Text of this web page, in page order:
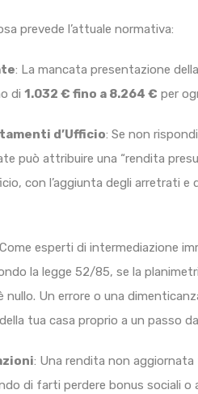
prevede l’attuale normativa:
: La mancata presentazione
di 1.032 € fino a 8.264 € per
d’Ufficio: Se non
può attribuire una “rendita
con l’aggiunta degli arretrati
esperti di intermediazione
la legge 52/85, se la
Un errore o una
tua casa proprio a un passo
: Una rendita non
di farti perdere bonus sociali o